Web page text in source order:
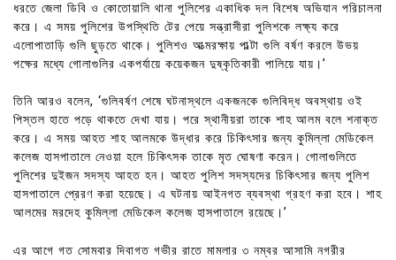
ধরতে জেলা ডিবি ও কোতোয়ালি থানা পুলিশের একাধিক দল বিশেষ অভিযান পরিচালনা
করে। এ সময় পুলিশের উপস্থিতি টের পেয়ে সন্ত্রাসীরা পুলিশকে লক্ষ্য করে
এলোপাতাড়ি গুলি ছুড়তে থাকে। পুলিশও আত্মরক্ষায় পাল্টা গুলি বর্ষণ করলে উভয়
পক্ষের মধ্যে গোলাগুলির একপর্যায়ে কয়েকজন দুষ্কৃতিকারী পালিয়ে যায়।’
তিনি আরও বলেন, ‘গুলিবর্ষণ শেষে ঘটনাস্থলে একজনকে গুলিবিদ্ধ অবস্থায় ওই
পিস্তল হাতে পড়ে থাকতে দেখা যায়। পরে স্থানীয়রা তাকে শাহ আলম বলে শনাক্ত
করে। এ সময় আহত শাহ আলমকে উদ্ধার করে চিকিৎসার জন্য কুমিল্লা মেডিকেল
কলেজ হাসপাতালে নেওয়া হলে চিকিৎসক তাকে মৃত ঘোষণা করেন। গোলাগুলিতে
পুলিশের দুইজন সদস্য আহত হন। আহত পুলিশ সদস্যদের চিকিৎসার জন্য পুলিশ
হাসপাতালে প্রেরণ করা হয়েছে। এ ঘটনায় আইনগত ব্যবস্থা গ্রহণ করা হবে। শাহ
আলমের মরদেহ কুমিল্লা মেডিকেল কলেজ হাসপাতালে রয়েছে।’
এর আগে গত সোমবার দিবাগত গভীর রাতে মামলার ৩ নম্বর আসামি নগরীর